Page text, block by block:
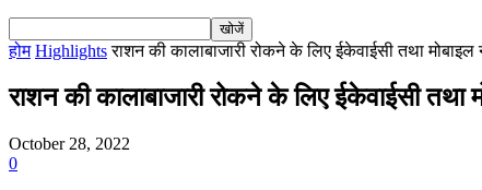
होम Highlights राशन की कालाबाजारी रोकने के लिए ईकेवाईसी तथा
राशन की कालाबाजारी रोकने के लिए ईकेवाईसी
October 28, 2022
0